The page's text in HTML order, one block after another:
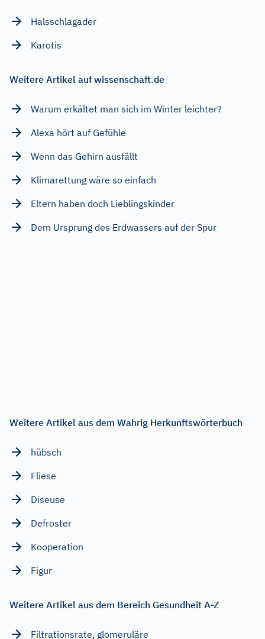
Halsschlagader
Karotis
Weitere Artikel auf wissenschaft.de
Warum erkältet man sich im Winter leichter?
Alexa hört auf Gefühle
Wenn das Gehirn ausfällt
Klimarettung wäre so einfach
Eltern haben doch Lieblingskinder
Dem Ursprung des Erdwassers auf der Spur
Weitere Artikel aus dem Wahrig Herkunftswörterbuch
hübsch
Fliese
Diseuse
Defroster
Kooperation
Figur
Weitere Artikel aus dem Bereich Gesundheit A-Z
Filtrationsrate, glomeruläre